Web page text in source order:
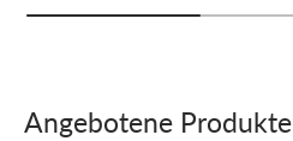
Angebotene Produkte